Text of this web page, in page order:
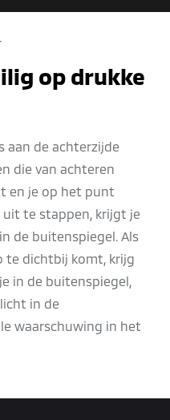
op drukke
aan de achterzijde
die van achteren
en je op het punt
te stappen, krijgt je
de buitenspiegel. Als
te dichtbij komt, krijg
in de buitenspiegel,
in de
waarschuwing in het